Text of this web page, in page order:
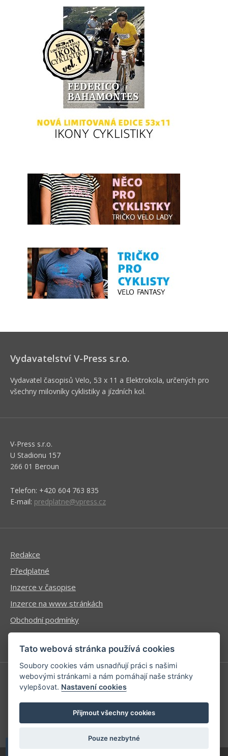
Vydavatelství V-Press s.r.o.
Vydavatel časopisů Velo, 53 x 11 a Elektrokola, určených pro
všechny milovníky cyklistiky a jízdních kol.
V-Press s.r.o.
U Stadionu 157
266 01 Beroun
Telefon: +420 604 763 835
E-mail: predplatne@vpress.cz
Redakce
Předplatné
Inzerce v časopise
Inzerce na www stránkách
Obchodní podmínky
Ochrana osobních údajů
Příhlášení | Registrace
Kontaktní informace
Mapa stránek
Tato webová stránka používá cookies
Soubory cookies vám usnadňují práci s našimi
webovými stránkami a nám pomáhají naše stránky
vylepšovat. Nastavení cookies
Přijmout všechny cookies
Pouze nezbytné